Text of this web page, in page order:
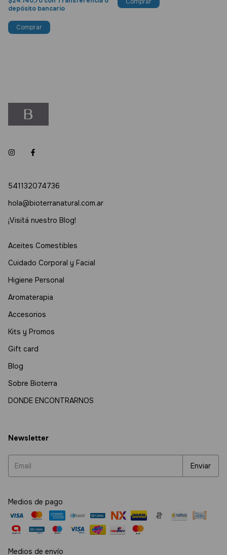
depósito bancario
Comprar
541132074736
hola@bioterranatural.com.ar
¡Visitá nuestro Blog!
Aceites Comestibles
Cuidado Corporal y Facial
Higiene Personal
Aromaterapia
Accesorios
Kits y Promos
Gift card
Blog
Sobre Bioterra
DONDE ENCONTRARNOS
Newsletter
Medios de pago
Medios de envío